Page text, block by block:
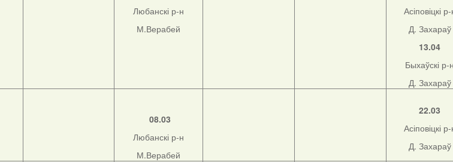
Любанскі р-н
М.Верабей
Асіповіцкі
Д. Захараў
13.04
Быхаўскі р-
Д. Захараў
08.03
Любанскі р-н
М.Верабей
22.03
Асіповіцкі
Д. Захараў